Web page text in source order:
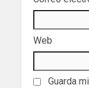
Web
Guarda